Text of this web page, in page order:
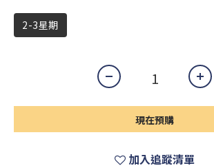
2-3星期
現在預購
加入追蹤清單